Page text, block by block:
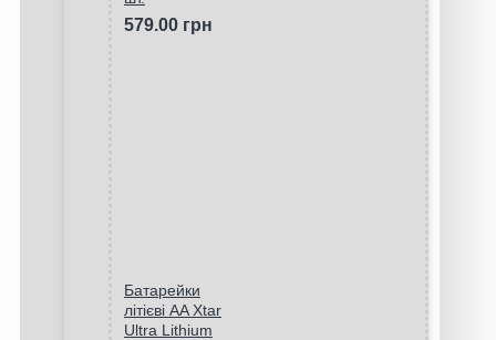
579.00 грн
Батарейки
літієві AA Xtar
Ultra Lithium